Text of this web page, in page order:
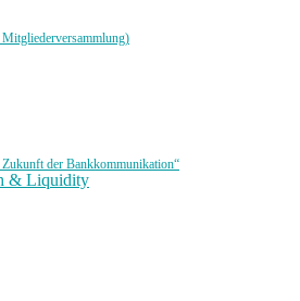
der Bankkommunikation“
& Liquidity